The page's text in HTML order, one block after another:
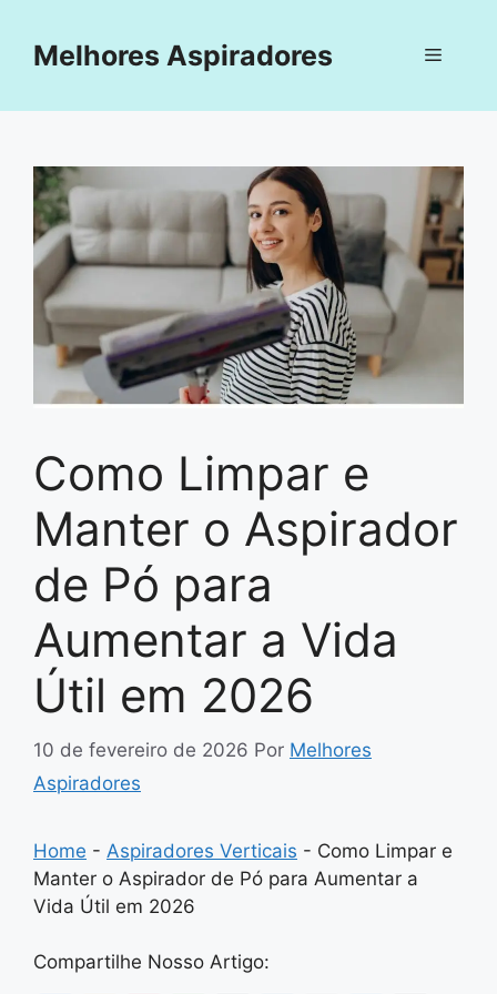
paraMelhores Aspiradores Menu
Como Limpar e
Manter o Aspirador
de Pó para
Aumentar a Vida
Útil em 2026
10 de fevereiro de 2026 Por Melhores
Aspiradores
Home - Aspiradores Verticais - Como Limpar e
Manter o Aspirador de Pó para Aumentar a
Vida Útil em 2026
Compartilhe Nosso Artigo: